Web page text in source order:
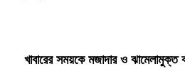
খাবারের সময়কে মজাদার ও